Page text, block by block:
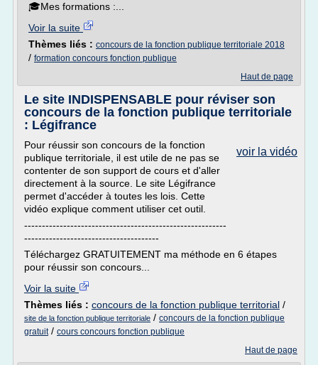
🎓Mes formations :...
Voir la suite
Thèmes liés : concours de la fonction publique territoriale 2018
/ formation concours fonction publique
Haut de page
Le site INDISPENSABLE pour réviser son
concours de la fonction publique territoriale
: Légifrance
voir la vidéo
Pour réussir son concours de la fonction
publique territoriale, il est utile de ne pas se
contenter de son support de cours et d'aller
directement à la source. Le site Légifrance
permet d'accéder à toutes les lois. Cette
vidéo explique comment utiliser cet outil.
---------------------------------------------------------
--------------------------------------
Téléchargez GRATUITEMENT ma méthode en 6 étapes
pour réussir son concours...
Voir la suite
Thèmes liés : concours de la fonction publique territorial /
site de la fonction publique territoriale / concours de la fonction publique
gratuit/ cours concours fonction publique
Haut de page